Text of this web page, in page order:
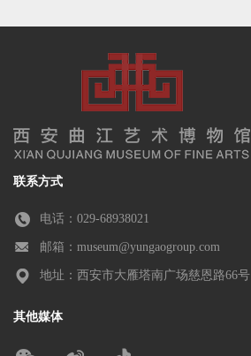
联系方式
电话：029-68938021
邮箱：museum@yungaogroup.com
地址：西安市大雁塔南广场慈恩路66号
其他媒体